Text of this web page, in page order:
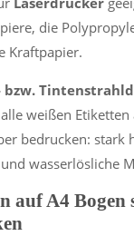
die
Kraftpapier.
bzw.
weißen Etiketten
bedrucken: stark
wasserlösliche
auf A4 Bogen